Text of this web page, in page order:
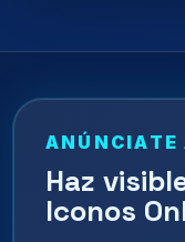
ANÚNCIATE
Haz
Iconos